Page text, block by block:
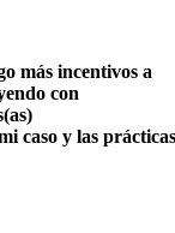
más incentivos a
con
caso y las prácticas